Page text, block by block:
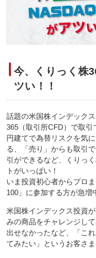
今、くりっく株
ツい！！
話題の米国株インデック
365（取引所CFD）で取引
円建てで為替リスクを気
る、「売り」からも取引
引ができるなど、くりっ
トがいっぱい！
いま投資初心者からプロ
100」に参加する方が急増
米国株インデックス投資
みの商品をチャレンジし
出せなかったなど、「こ
てみたい」というお客さ